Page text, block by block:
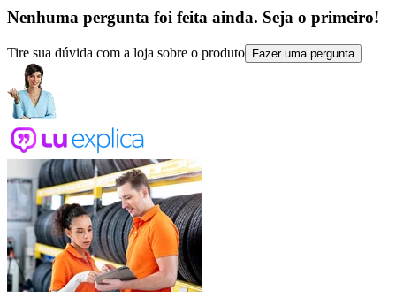
Nenhuma pergunta foi feita ainda. Seja o primeiro!
Tire sua dúvida com a loja sobre o produto Fazer uma pergunta